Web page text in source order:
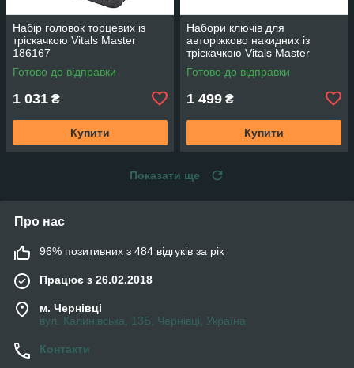
Набір головок торцевих із
тріскачкою Vitals Master
186167
Готово до відправки
1 031 ₴
Купити
Набори ключів для
авторіжково накидних із
тріскачкою Vitals Master
186656
Готово до відправки
1 499 ₴
Купити
Показати ще
Про нас
96% позитивних з 484 відгуків за рік
Працює з 26.02.2018
м. Чернівці
вул. Калинівська, 13Б, Чернівці, Україна
Контакти